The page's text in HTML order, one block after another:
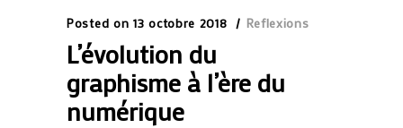
Posted on 13 octobre 2018 Reflexions
L’évolution du
graphisme à l’ère du
numérique